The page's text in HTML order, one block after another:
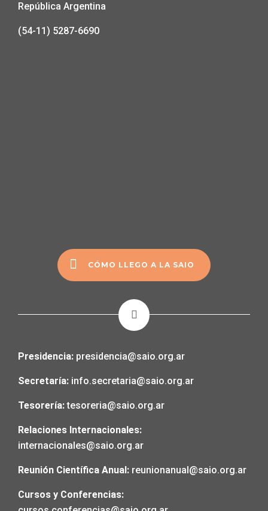
República Argentina
(54-11) 5287-6690
CÓMO LLEGO A LA SAIO
Presidencia: presidencia@saio.org.ar
Secretaría: info.secretaria@saio.org.ar
Tesorería:tesoreria@saio.org.ar
Relaciones Internacionales:
internacionales@saio.org.ar
Reunión Científica Anual: reunionanual@saio.org.ar
Cursos y Conferencias: